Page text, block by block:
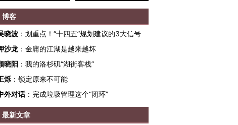
跨国走私7万
尿检体内含3种
育部长拱下台
飞地休达
博客
晓波 ： 划重点！“十四五”规划建议的3大信号
沙龙 ： 金庸的江湖是越来越坏
晓阳 ： 我的洛杉矶“湖街客栈”
烁 ： 锁定原来不可能
外对话： 完成垃圾管理这个“闭环”
最新文章